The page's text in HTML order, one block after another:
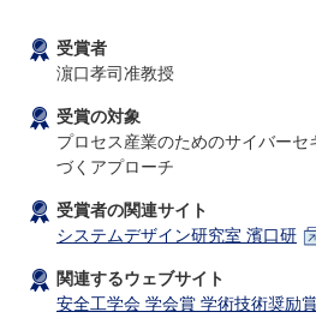
受験生
アクセス
キャンパスマップ
受賞者
濵口孝司准教授
受賞の対象
プロセス産業のためのサイバー
づくアプローチ
受賞者の関連サイト
システムデザイン研究室 濱口研
関連するウェブサイト
安全工学会 学会賞 学術技術奨励